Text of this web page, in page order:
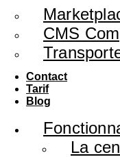
CMS
Contact
Tarif
Blog
La